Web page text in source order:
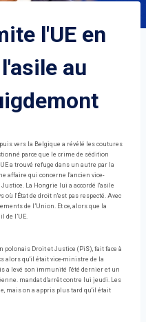
l'UE en
au
vers la Belgique a révélé les coutures
parce que le crime de sédition
a trouvé refuge dans un autre par la
affaire qui concerne l'ancien vice-
La Hongrie lui a accordé l'asile
l'État de droit n'est pas respecté. Avec
de l’Union. Et ce, alors que la
de l’UE.
polonais Droit et Justice (PiS), fait face à
alors qu'il était vice-ministre de la
a levé son immunité l'été dernier et un
mandat d'arrêt contre lui jeudi. Les
mais on a appris plus tard qu'il était